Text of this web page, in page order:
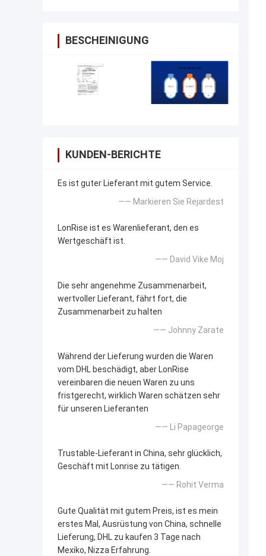
BESCHEINIGUNG
KUNDEN-BERICHTE
Es ist guter Lieferant mit gutem Service.
—— Markieren Sie Rejardest
LonRise ist es Warenlieferant, den es
Wertgeschäft ist.
—— David Vike Moj
Die sehr angenehme Zusammenarbeit,
wertvoller Lieferant, fährt fort, die
Zusammenarbeit zu halten
—— Johnny Zarate
Während der Lieferung wurden die Waren
vom DHL beschädigt, aber LonRise
vereinbaren die neuen Waren zu uns
fristgerecht, wirklich Waren schätzen sehr
für unseren Lieferanten
—— Li Papageorge
Trustable-Lieferant in China, sehr glücklich,
Geschäft mit Lonrise zu tätigen.
—— Rohit Verma
Gute Qualität mit gutem Preis, ist es mein
erstes Mal, Ausrüstung von China, schnelle
Lieferung, DHL zu kaufen 3 Tage nach
Mexiko, Nizza Erfahrung.